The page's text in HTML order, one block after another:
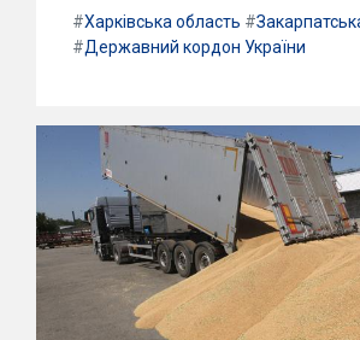
#Харківська область #
#Державний кордон України